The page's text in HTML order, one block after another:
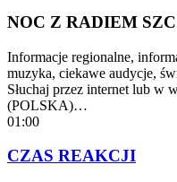
NOC Z RADIEM
Informacje regionalne,
muzyka, ciekawe audycje,
Słuchaj przez internet lub w
(POLSKA)…
01:00
CZAS REAKCJI